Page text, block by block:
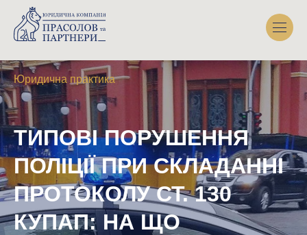
Юридична практика
ТИПОВІ ПОРУШЕННЯ
ПОЛІЦІЇ ПРИ СКЛАДАННІ
ПРОТОКОЛУ СТ. 130
КУПАП: НА ЩО